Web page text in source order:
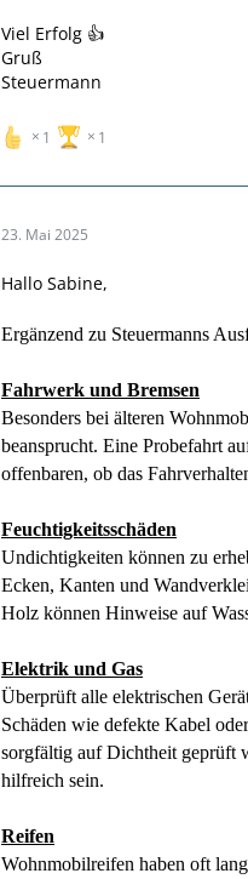
Viel Erfolg 👍
Gruß
Steuermann
1 1
23. Mai 2025
Hallo Sabine,
Ergänzend zu Steuermanns
Fahrwerk und Bremsen
Besonders bei älteren
beansprucht. Eine Probefahrt
offenbaren, ob das
Feuchtigkeitsschäden
Undichtigkeiten können zu
Ecken, Kanten und
Holz können Hinweise auf
Elektrik und Gas
Überprüft alle elektrischen
Schäden wie defekte Kabel
sorgfältig auf Dichtheit geprüft
hilfreich sein.
Reifen
Wohnmobilreifen haben oft